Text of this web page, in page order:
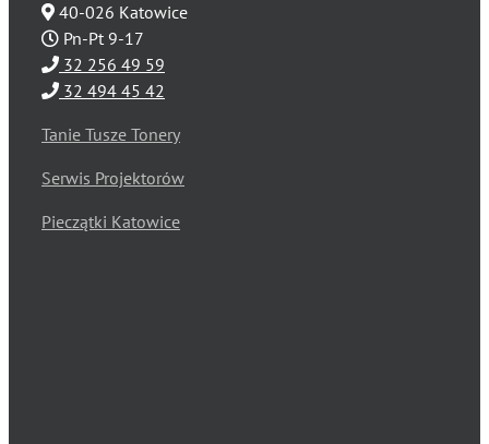
40-026 Katowice
Pn-Pt 9-17
32 256 49 59
32 494 45 42
Tanie Tusze Tonery
Serwis Projektorów
Pieczątki Katowice